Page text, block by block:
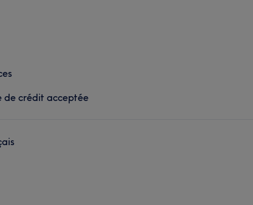
de crédit acceptée